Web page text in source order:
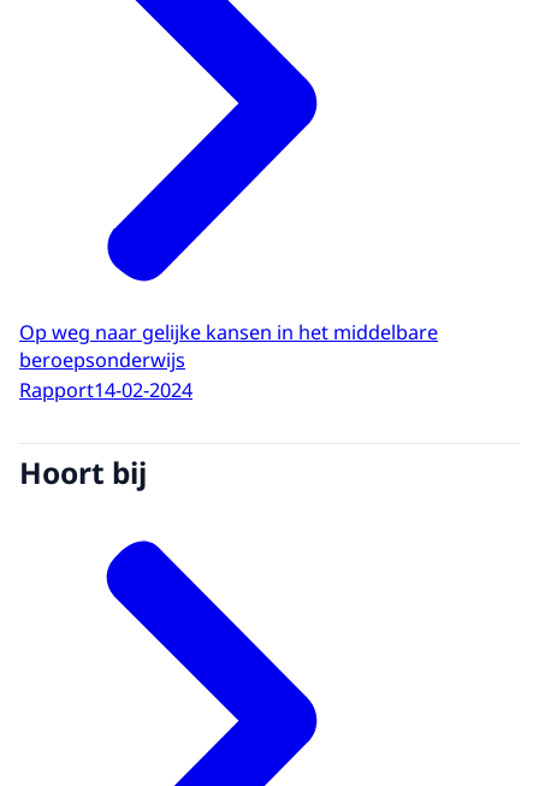
Op weg naar gelijke kansen in het middelbare
beroepsonderwijs
Rapport14-02-2024
Hoort bij